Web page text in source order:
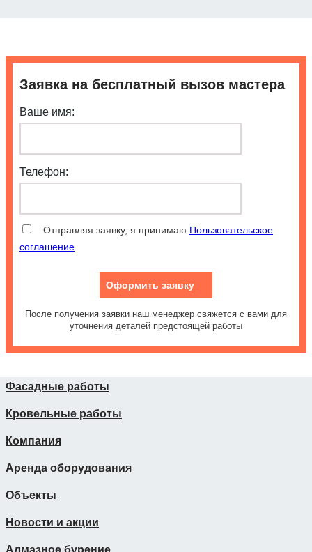
Заявка на бесплатный вызов мастера
Ваше имя:
Телефон:
Отправляя заявку, я принимаю Пользовательское
соглашение
Оформить заявку
После получения заявки наш менеджер свяжется с вами для
уточнения деталей предстоящей работы
Фасадные работы
Кровельные работы
Компания
Аренда оборудования
Объекты
Новости и акции
Алмазное бурение